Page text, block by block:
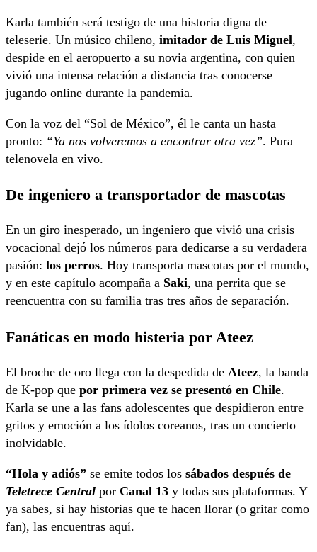
Karla también será testigo de una historia digna de
teleserie. Un músico chileno, imitador de Luis Miguel,
despide en el aeropuerto a su novia argentina, con quien
vivió una intensa relación a distancia tras conocerse
jugando online durante la pandemia.
Con la voz del “Sol de México”, él le canta un hasta
pronto: “Ya nos volveremos a encontrar otra vez”. Pura
telenovela en vivo.
De ingeniero a transportador de mascotas
En un giro inesperado, un ingeniero que vivió una crisis
vocacional dejó los números para dedicarse a su verdadera
pasión: los perros. Hoy transporta mascotas por el mundo,
y en este capítulo acompaña a Saki, una perrita que se
reencuentra con su familia tras tres años de separación.
Fanáticas en modo histeria por Ateez
El broche de oro llega con la despedida de Ateez, la banda
de K-pop que por primera vez se presentó en Chile.
Karla se une a las fans adolescentes que despidieron entre
gritos y emoción a los ídolos coreanos, tras un concierto
inolvidable.
“Hola y adiós” se emite todos los sábados después de
Teletrece Central por Canal 13 y todas sus plataformas. Y
ya sabes, si hay historias que te hacen llorar (o gritar como
fan), las encuentras aquí.